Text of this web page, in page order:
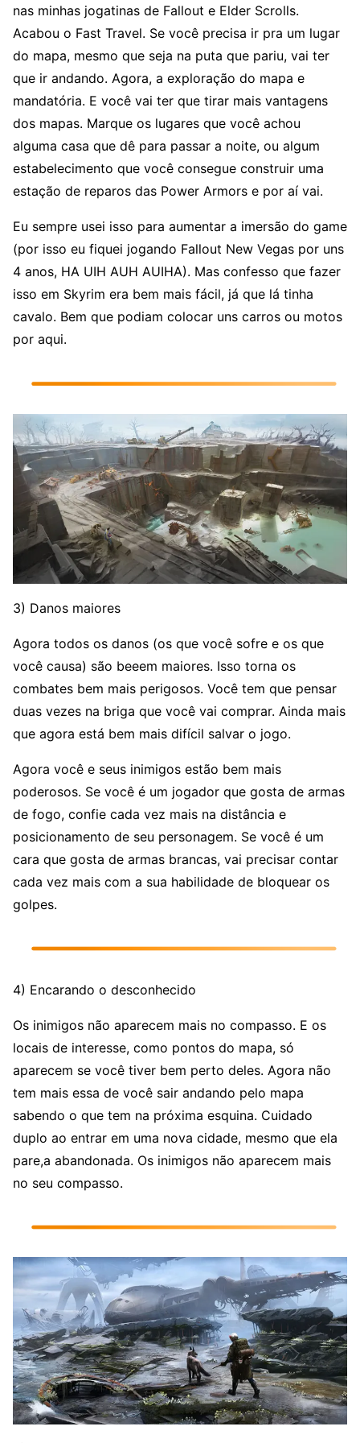
nas minhas jogatinas de Fallout e Elder Scrolls.
Acabou o Fast Travel. Se você precisa ir pra um lugar
do mapa, mesmo que seja na puta que pariu, vai ter
que ir andando. Agora, a exploração do mapa e
mandatória. E você vai ter que tirar mais vantagens
dos mapas. Marque os lugares que você achou
alguma casa que dê para passar a noite, ou algum
estabelecimento que você consegue construir uma
estação de reparos das Power Armors e por aí vai.
Eu sempre usei isso para aumentar a imersão do game
(por isso eu fiquei jogando Fallout New Vegas por uns
4 anos, HA UIH AUH AUIHA). Mas confesso que fazer
isso em Skyrim era bem mais fácil, já que lá tinha
cavalo. Bem que podiam colocar uns carros ou motos
por aqui.
3) Danos maiores
Agora todos os danos (os que você sofre e os que
você causa) são beeem maiores. Isso torna os
combates bem mais perigosos. Você tem que pensar
duas vezes na briga que você vai comprar. Ainda mais
que agora está bem mais difícil salvar o jogo.
Agora você e seus inimigos estão bem mais
poderosos. Se você é um jogador que gosta de armas
de fogo, confie cada vez mais na distância e
posicionamento de seu personagem. Se você é um
cara que gosta de armas brancas, vai precisar contar
cada vez mais com a sua habilidade de bloquear os
golpes.
4) Encarando o desconhecido
Os inimigos não aparecem mais no compasso. E os
locais de interesse, como pontos do mapa, só
aparecem se você tiver bem perto deles. Agora não
tem mais essa de você sair andando pelo mapa
sabendo o que tem na próxima esquina. Cuidado
duplo ao entrar em uma nova cidade, mesmo que ela
pare,a abandonada. Os inimigos não aparecem mais
no seu compasso.